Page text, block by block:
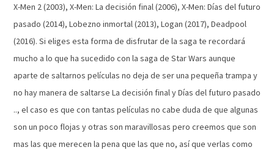
X-Men 2 (2003), X-Men: La decisión final (2006), X-Men: Días del futuro
pasado (2014), Lobezno inmortal (2013), Logan (2017), Deadpool
(2016). Si eliges esta forma de disfrutar de la saga te recordará
mucho a lo que ha sucedido con la saga de Star Wars aunque
aparte de saltarnos películas no deja de ser una pequeña trampa y
no hay manera de saltarse La decisión final y Días del futuro pasado
.., el caso es que con tantas películas no cabe duda de que algunas
son un poco flojas y otras son maravillosas pero creemos que son
mas las que merecen la pena que las que no, así que verlas como